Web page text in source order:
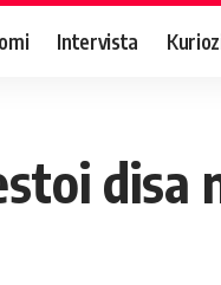
Intervista
disa